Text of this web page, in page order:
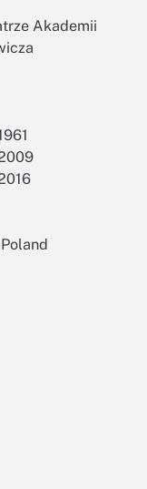
Akademii